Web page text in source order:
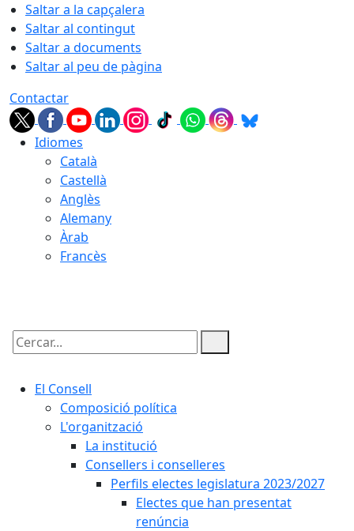
Saltar a la capçalera
Saltar al contingut
Saltar a documents
Saltar al peu de pàgina
Contactar
Idiomes
Català
Castellà
Anglès
Alemany
Àrab
Francès
Cercar:
El Consell
Composició política
L'organització
La institució
Consellers i conselleres
Perfils electes legislatura 2023/2027
Electes que han presentat
renúncia